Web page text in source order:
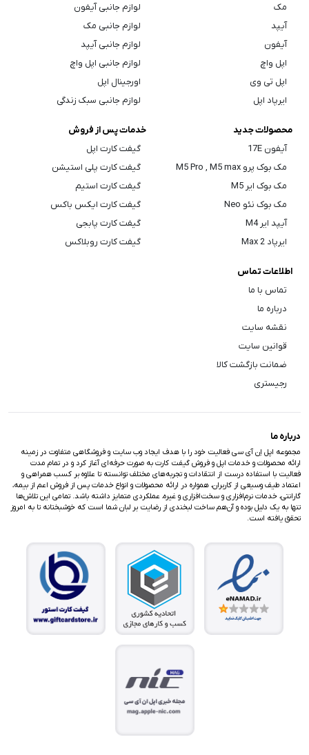
مک
آیپد
آیفون
اپل واچ
اپل تی وی
ایرپاد اپل
لوازم جانبی آیفون
لوازم جانبی مک
لوازم جانبی آیپد
لوازم جانبی اپل واچ
اورجینال اپل
لوازم جانبی سبک زندگی
محصولات جدید
آیفون 17E
مک بوک پرو M5 Pro , M5 max
مک بوک ایر M5
مک بوک نئو Neo
آیپد ایر M4
ایرپاد Max 2
خدمات پس از فروش
گیفت کارت اپل
گیفت کارت پلی استیشن
گیفت کارت استیم
گیفت کارت ایکس باکس
گیفت کارت پابجی
گیفت کارت روبلاکس
اطلاعات تماس
تماس با ما
درباره ما
نقشه سایت
قوانین سایت
ضمانت بازگشت کالا
رجیستری
درباره ما
مجموعه اپل اِن آی سی فعالیت خود را با هدف ایجاد وب سایت و فروشگاهی متفاوت در زمینه
ارائه محصولات و خدمات اپل و فروش گیفت کارت به صورت حرفه‌ای آغاز کرد و در تمام مدت
فعالیت با استفاده درست از انتقادات و تجربه‌های مختلف توانسته تا علاوه بر کسب همراهی و
اعتماد طیف وسیعی از کاربران، همواره در ارائه محصولات و انواع خدمات پس از فروش اعم از بیمه،
گارانتی، خدمات نرم‌افزاری و سخت‌افزاری و غیره، عملکردی متمایز داشته باشد. تمامی این تلاش‌ها
تنها به یک دلیل بوده و آن‌هم ساخت لبخندی از رضایت بر لبان شما است که خوشبختانه تا به امروز
تحقق یافته است.